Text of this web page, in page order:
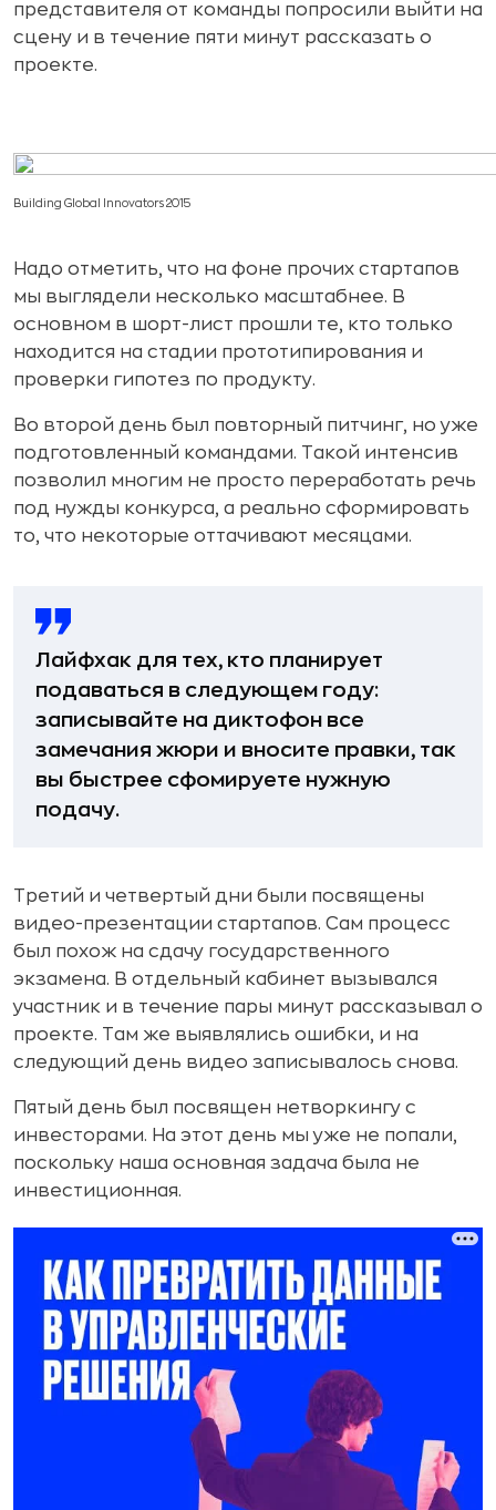
представителя от команды попросили выйти на
сцену и в течение пяти минут рассказать о
проекте.
Building Global Innovators 2015
Надо отметить, что на фоне прочих стартапов
мы выглядели несколько масштабнее. В
основном в шорт-лист прошли те, кто только
находится на стадии прототипирования и
проверки гипотез по продукту.
Во второй день был повторный питчинг, но уже
подготовленный командами. Такой интенсив
позволил многим не просто переработать речь
под нужды конкурса, а реально сформировать
то, что некоторые оттачивают месяцами.
Лайфхак для тех, кто планирует
подаваться в следующем году:
записывайте на диктофон все
замечания жюри и вносите правки, так
вы быстрее сфомируете нужную
подачу.
Третий и четвертый дни были посвящены
видео-презентации стартапов. Сам процесс
был похож на сдачу государственного
экзамена. В отдельный кабинет вызывался
участник и в течение пары минут рассказывал о
проекте. Там же выявлялись ошибки, и на
следующий день видео записывалось снова.
Пятый день был посвящен нетворкингу с
инвесторами. На этот день мы уже не попали,
поскольку наша основная задача была не
инвестиционная.